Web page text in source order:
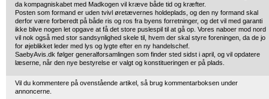
da kompagniskabet med Madkogen vil kræve både tid og kræfter.
Posten som formand er uden tvivl øretævernes holdeplads, og den ny formand skal
derfor være forberedt på både ris og ros fra byens forretninger, og det vil med garanti
ikke blive nogen let opgave at få det store puslespil til at gå op. Vores naboer mod nord
vil nok også med stor sandsynlighed skele til, hvem der skal styre foreningen, da de jo
for øjeblikket leder med lys og lygte efter en ny handelschef.
SaebyAvis.dk følger generalforsamlingen som finder sted sidst i april, og vil opdatere
læserne, når den nye bestyrelse er valgt og konstitueringen er på plads.
Vil du kommentere på ovenstående artikel, så brug kommentarboksen under
annoncerne.